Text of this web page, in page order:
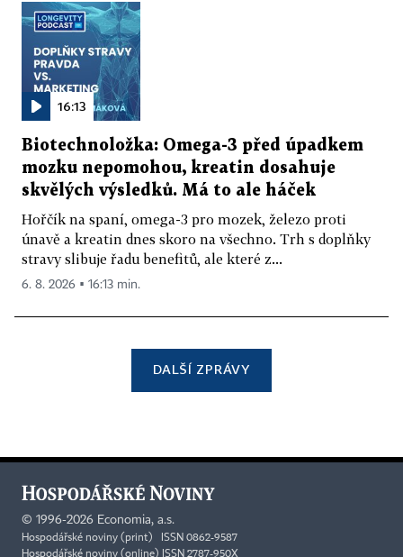
16:13
Biotechnoložka: Omega-3 před úpadkem
mozku nepomohou, kreatin dosahuje
skvělých výsledků. Má to ale háček
Hořčík na spaní, omega-3 pro mozek, železo proti
únavě a kreatin dnes skoro na všechno. Trh s doplňky
stravy slibuje řadu benefitů, ale které z...
6. 8. 2026 ▪ 16:13 min.
DALŠÍ ZPRÁVY
© 1996-2026 Economia, a.s.
Hospodářské noviny (print) ISSN 0862-9587
Hospodářské noviny (online) ISSN 2787-950X